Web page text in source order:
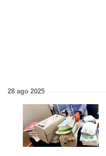
28 ago 2025